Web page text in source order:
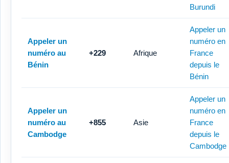
Burundi
Appeler un
numéro au
Bénin
+229 Afrique
Appeler un
numéro en
France
depuis le
Bénin
Appeler un
numéro au
Cambodge
+855 Asie
Appeler un
numéro en
France
depuis le
Cambodge